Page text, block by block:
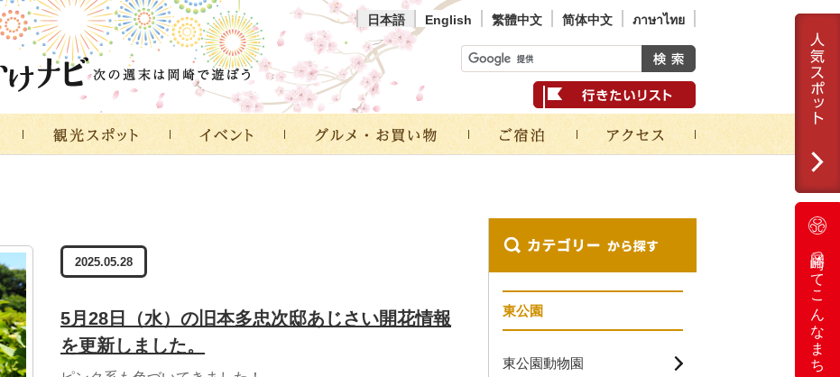
日本語 English 繁體中文 简体中文 ภาษาไทย
岡崎ってこんなまち
2025.05.28
5月28日（水）の旧本多忠次邸あじさい開花情報
を更新しました。
東公園
東公園動物園